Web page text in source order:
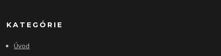
KATEGÓRIE
Úvod